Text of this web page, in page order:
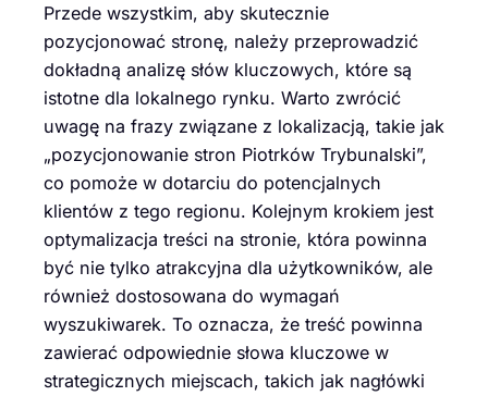
Przede wszystkim, aby skutecznie
pozycjonować stronę, należy przeprowadzić
dokładną analizę słów kluczowych, które są
istotne dla lokalnego rynku. Warto zwrócić
uwagę na frazy związane z lokalizacją, takie jak
„pozycjonowanie stron Piotrków Trybunalski”,
co pomoże w dotarciu do potencjalnych
klientów z tego regionu. Kolejnym krokiem jest
optymalizacja treści na stronie, która powinna
być nie tylko atrakcyjna dla użytkowników, ale
również dostosowana do wymagań
wyszukiwarek. To oznacza, że treść powinna
zawierać odpowiednie słowa kluczowe w
strategicznych miejscach, takich jak nagłówki